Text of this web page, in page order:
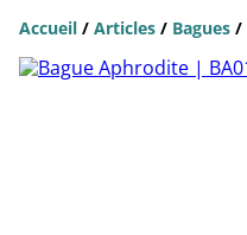
Accueil / Articles / Bagues /